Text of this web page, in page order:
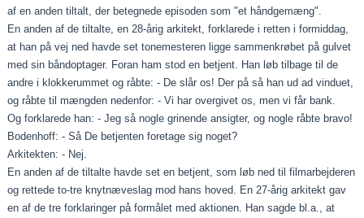
af en anden tiltalt, der betegnede episoden som "et håndgemæng".
En anden af de tiltalte, en 28-årig arkitekt, forklarede i retten i formiddag,
at han på vej ned havde set tonemesteren ligge sammenkrøbet på gulvet
med sin båndoptager. Foran ham stod en betjent. Han løb tilbage til de
andre i klokkerummet og råbte: - De slår os! Der på så han ud ad vinduet,
og råbte til mængden nedenfor: - Vi har overgivet os, men vi får bank.
Og forklarede han: - Jeg så nogle grinende ansigter, og nogle råbte bravo!
Bodenhoff: - Så De betjenten foretage sig noget?
Arkitekten: - Nej.
En anden af de tiltalte havde set en betjent, som løb ned til filmarbejderen
og rettede to-tre knytnæveslag mod hans hoved. En 27-årig arkitekt gav
en af de tre forklaringer på formålet med aktionen. Han sagde bl.a., at